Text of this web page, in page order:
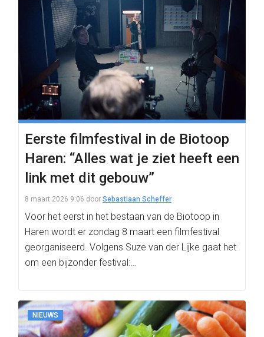
Eerste filmfestival in de Biotoop
Haren: “Alles wat je ziet heeft een
link met dit gebouw”
8 maart 2026 9:06 door Sebastiaan Scheffer
Voor het eerst in het bestaan van de Biotoop in
Haren wordt er zondag 8 maart een filmfestival
georganiseerd. Volgens Suze van der Lijke gaat het
om een bijzonder festival:…
NIEUWS